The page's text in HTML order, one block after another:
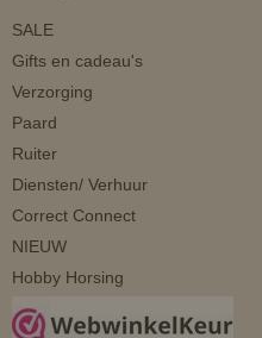
SALE
Gifts en cadeau's
Verzorging
Paard
Ruiter
Diensten/ Verhuur
Correct Connect
NIEUW
Hobby Horsing